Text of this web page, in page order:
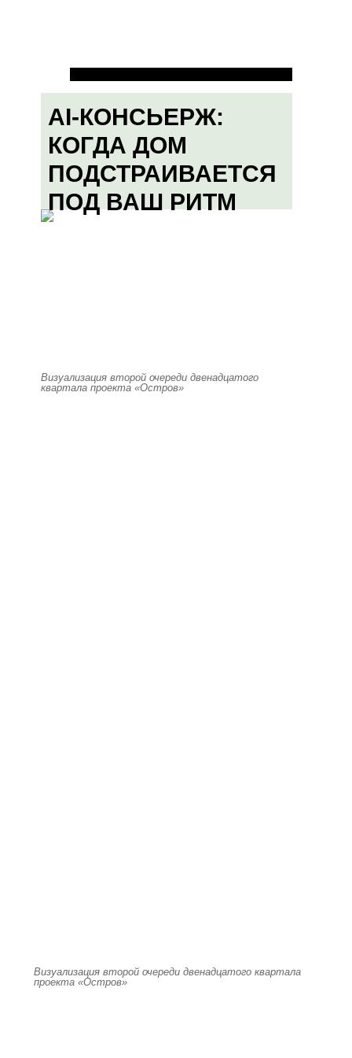
AI-КОНСЬЕРЖ:
КОГДА ДОМ
ПОДСТРАИВАЕТСЯ
ПОД ВАШ РИТМ
Визуализация второй очереди двенадцатого
квартала проекта «Остров»
Визуализация второй очереди двенадцатого квартала
проекта «Остров»